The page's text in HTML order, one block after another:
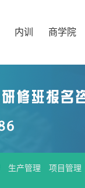
内训 商学院
生产管理 项目管理